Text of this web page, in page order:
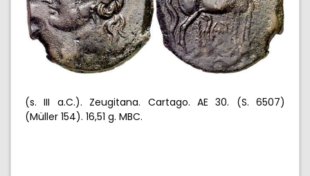
(s. III a.C.). Zeugitana. Cartago. AE 30. (S. 6507)
(Müller 154). 16,51 g. MBC.